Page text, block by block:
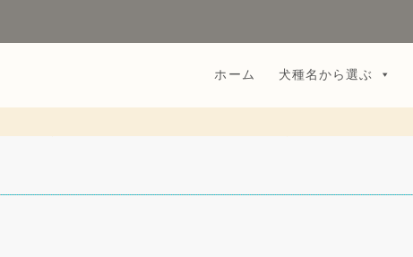
ホーム 犬種名から選ぶ